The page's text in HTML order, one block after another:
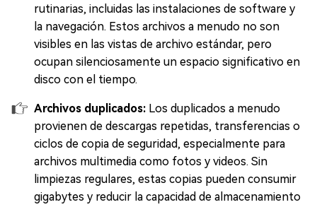
rutinarias, incluidas las instalaciones de software y
la navegación. Estos archivos a menudo no son
visibles en las vistas de archivo estándar, pero
ocupan silenciosamente un espacio significativo en
disco con el tiempo.
Archivos duplicados: Los duplicados a menudo
provienen de descargas repetidas, transferencias o
ciclos de copia de seguridad, especialmente para
archivos multimedia como fotos y videos. Sin
limpiezas regulares, estas copias pueden consumir
gigabytes y reducir la capacidad de almacenamiento